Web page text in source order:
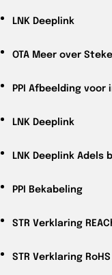
LNK Deeplink
OTA Meer over
PPI Afbeelding voor
LNK Deeplink
LNK Deeplink Adels
PPI Bekabeling
STR Verklaring
STR Verklaring